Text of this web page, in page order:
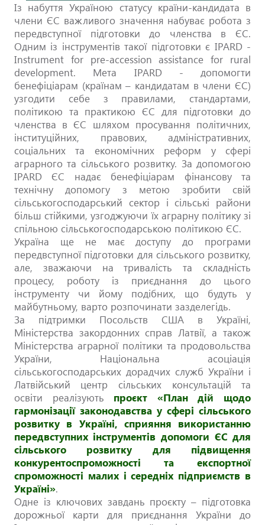
Із набуття Україною статусу країни-кандидата в
члени ЄС важливого значення набуває робота з
передвступної підготовки до членства в ЄС.
Одним із інструментів такої підготовки є IPARD -
Instrument for pre-accession assistance for rural
development. Мета IPARD - допомогти
бенефіціарам (країнам – кандидатам в члени ЄС)
узгодити себе з правилами, стандартами,
політикою та практикою ЄС для підготовки до
членства в ЄС шляхом просування політичних,
інституційних, правових, адміністративних,
соціальних та економічних реформ у сфері
аграрного та сільського розвитку. За допомогою
ІPARD ЄС надає бенефіціарам фінансову та
технічну допомогу з метою зробити свій
сільськогосподарський сектор і сільські райони
більш стійкими, узгоджуючи їх аграрну політику зі
спільною сільськогосподарською політикою ЄС.
Україна ще не має доступу до програми
передвступної підготовки для сільського розвитку,
але, зважаючи на тривалість та складність
процесу, роботу із приєднання до цього
інструменту чи йому подібних, що будуть у
майбутньому, варто розпочинати зазделегідь.
За підтримки Посольств США в Україні,
Міністерства закордонних справ Латвії, а також
Міністерства аграрної політики та продовольства
України, Національна асоціація
сільськогосподарських дорадчих служб України і
Латвійський центр сільських консультацій та
освіти реалізують проєкт «План дій щодо
гармонізації законодавства у сфері сільського
розвитку в Україні, сприяння використанню
передвступних інструментів допомоги ЄС для
сільського розвитку для підвищення
конкурентоспроможності та експортної
спроможності малих і середніх підприємств в
Україні».
Одне із ключових завдань проєкту – підготовка
дорожньої карти для приєднання України до